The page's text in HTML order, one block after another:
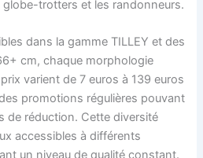
globe-trotters et les randonneurs.
dans la gamme TILLEY et des
cm, chaque morphologie
varient de 7 euros à 139 euros
promotions régulières pouvant
de réduction. Cette diversité
accessibles à différents